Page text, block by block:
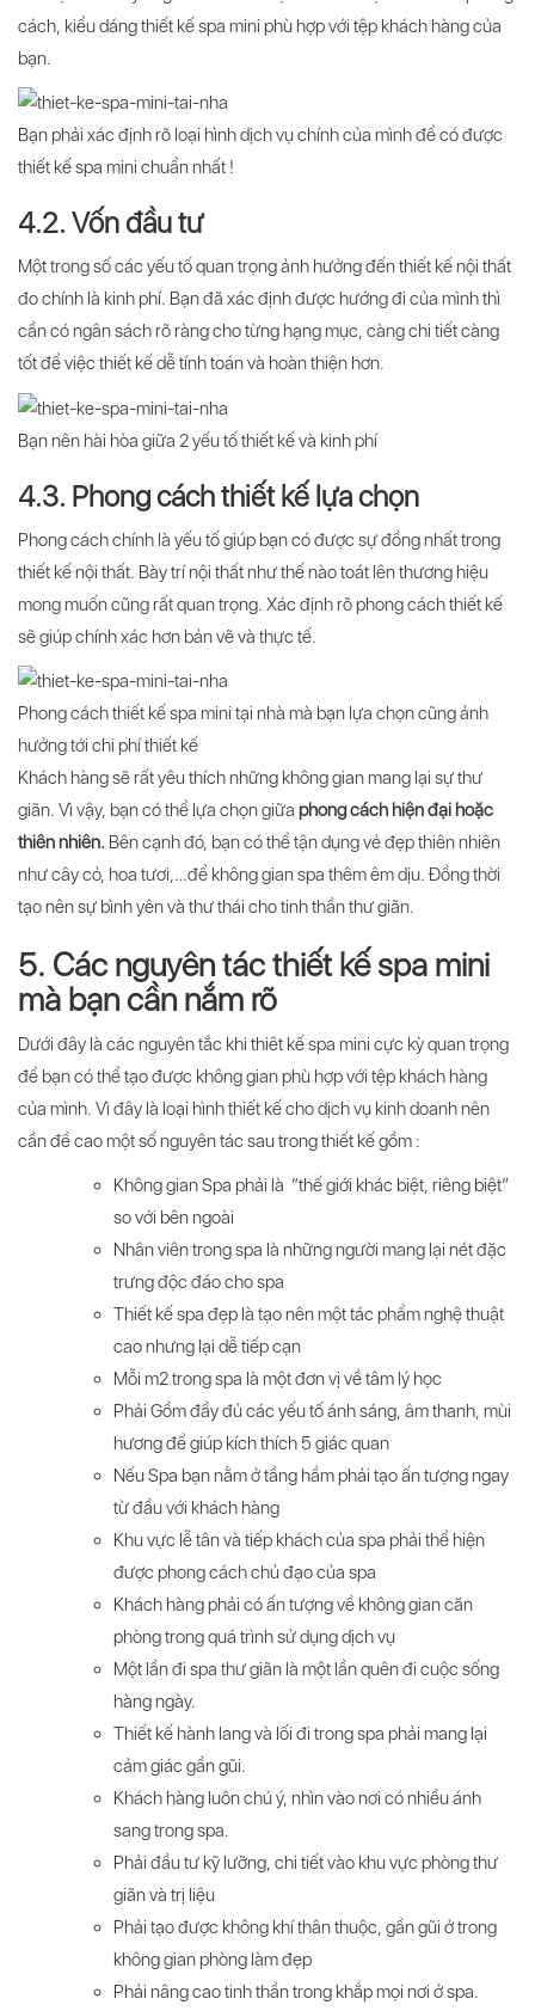
cách, kiểu dáng thiết kế spa mini phù hợp với tệp khách hàng của
bạn.
Bạn phải xác định rõ loại hình dịch vụ chính của mình để có được
thiết kế spa mini chuẩn nhất !
4.2. Vốn đầu tư
Một trong số các yếu tố quan trọng ảnh hưởng đến thiết kế nội thất
đo chính là kinh phí. Bạn đã xác định được hướng đi của mình thì
cần có ngân sách rõ ràng cho từng hạng mục, càng chi tiết càng
tốt để việc thiết kế dễ tính toán và hoàn thiện hơn.
Bạn nên hài hòa giữa 2 yếu tố thiết kế và kinh phí
4.3. Phong cách thiết kế lựa chọn
Phong cách chính là yếu tố giúp bạn có được sự đồng nhất trong
thiết kế nội thất. Bày trí nội thất như thế nào toát lên thương hiệu
mong muốn cũng rất quan trọng. Xác định rõ phong cách thiết kế
sẽ giúp chính xác hơn bản vẽ và thực tế.
Phong cách thiết kế spa mini tại nhà mà bạn lựa chọn cũng ảnh
hưởng tới chi phí thiết kế
Khách hàng sẽ rất yêu thích những không gian mang lại sự thư
giãn. Vì vậy, bạn có thể lựa chọn giữa phong cách hiện đại hoặc
thiên nhiên. Bên cạnh đó, bạn có thể tận dụng vẻ đẹp thiên nhiên
như cây cỏ, hoa tươi,…để không gian spa thêm êm dịu. Đồng thời
tạo nên sự bình yên và thư thái cho tinh thần thư giãn.
5. Các nguyên tác thiết kế spa mini
mà bạn cần nắm rõ
Dưới đây là các nguyên tắc khi thiêt kế spa mini cực kỳ quan trọng
để bạn có thể tạo được không gian phù hợp với tệp khách hàng
của mình. Vì đây là loại hình thiết kế cho dịch vụ kinh doanh nên
cần đề cao một số nguyên tác sau trong thiết kế gồm :
Không gian Spa phải là “thế giới khác biệt, riêng biệt”
so với bên ngoài
Nhân viên trong spa là những người mang lại nét đặc
trưng độc đáo cho spa
Thiết kế spa đẹp là tạo nên một tác phẩm nghệ thuật
cao nhưng lại dễ tiếp cạn
Mỗi m2 trong spa là một đơn vị về tâm lý học
Phải Gồm đầy đủ các yếu tố ánh sáng, âm thanh, mùi
hương để giúp kích thích 5 giác quan
Nếu Spa bạn nằm ở tầng hầm phải tạo ấn tượng ngay
từ đầu với khách hàng
Khu vực lễ tân và tiếp khách của spa phải thể hiện
được phong cách chủ đạo của spa
Khách hàng phải có ấn tượng về không gian căn
phòng trong quá trình sử dụng dịch vụ
Một lần đi spa thư giãn là một lần quên đi cuộc sống
hàng ngày.
Thiết kế hành lang và lối đi trong spa phải mang lại
cảm giác gần gũi.
Khách hàng luôn chú ý, nhìn vào nơi có nhiều ánh
sang trong spa.
Phải đầu tư kỹ lưỡng, chi tiết vào khu vực phòng thư
giãn và trị liệu
Phải tạo được không khí thân thuộc, gần gũi ở trong
không gian phòng làm đẹp
Phải nâng cao tinh thần trong khắp mọi nơi ở spa.